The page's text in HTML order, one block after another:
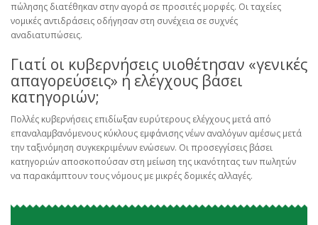
πώλησης διατέθηκαν στην αγορά σε προσιτές μορφές. Οι ταχείες
νομικές αντιδράσεις οδήγησαν στη συνέχεια σε συχνές
αναδιατυπώσεις.
Γιατί οι κυβερνήσεις υιοθέτησαν «γενικές
απαγορεύσεις» ή ελέγχους βάσει
κατηγοριών;
Πολλές κυβερνήσεις επιδίωξαν ευρύτερους ελέγχους μετά από
επαναλαμβανόμενους κύκλους εμφάνισης νέων αναλόγων αμέσως μετά
την ταξινόμηση συγκεκριμένων ενώσεων. Οι προσεγγίσεις βάσει
κατηγοριών αποσκοπούσαν στη μείωση της ικανότητας των πωλητών
να παρακάμπτουν τους νόμους με μικρές δομικές αλλαγές.